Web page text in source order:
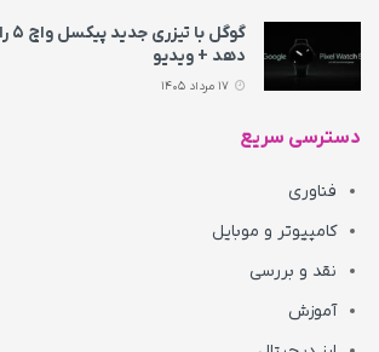
دهد + ویدیو
دسترسی سریع
فناوری
کامپیوتر و موبایل
نقد و بررسی
آموزش